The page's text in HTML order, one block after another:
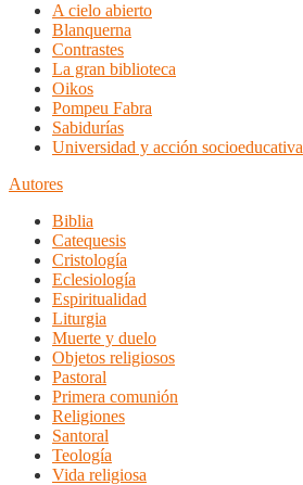
A cielo abierto
Blanquerna
Contrastes
La gran biblioteca
Oikos
Pompeu Fabra
Sabidurías
Universidad y acción socioeducativa
Autores
Biblia
Catequesis
Cristología
Eclesiología
Espiritualidad
Liturgia
Muerte y duelo
Objetos religiosos
Pastoral
Primera comunión
Religiones
Santoral
Teología
Vida religiosa